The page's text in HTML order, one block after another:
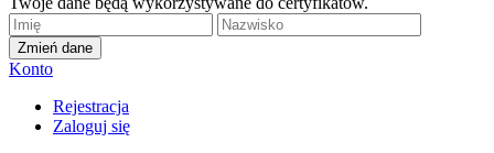
Zmień dane
Konto
Rejestracja
Zaloguj się